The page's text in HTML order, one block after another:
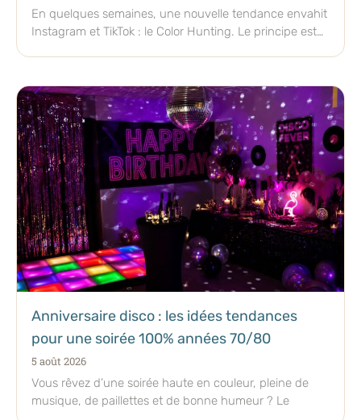
En quelques semaines, une nouvelle tendance envahit
Instagram et TikTok : le Color Hunting. Le principe est
Anniversaire disco : les idées tendances
pour une soirée 100% années 70/80
5 août 2026
Vous rêvez d’une soirée haute en couleur, pleine de
musique, de paillettes et de bonne humeur ? Le